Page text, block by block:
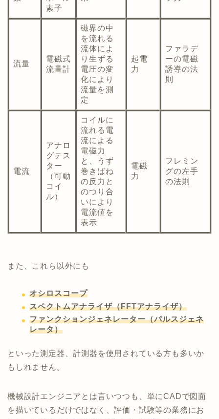
素子
流量
電磁式
流量計
磁界の中
を流れる
流体によ
り生ずる
電圧の変
化により
流量を測
定
起電
力
ファラデ
ーの電磁
誘導の法
則
電流
アナロ
グテス
ター
（可動
コイ
ル）
コイルに
流れる電
流による
電磁力
と、うず
巻きばね
の反力と
のつり合
いにより
電流値を
表示
電磁
力
フレミン
グの左手
の法則
また、これら以外にも
オシロスコープ
スペクトムアナライザ（FFTアナライザ）
ファンクションジェネレーター（パルスジェネ
レータ）
といった測定器、計測器を使用されている方も多いか
もしれません。
機械設計エンジニアとは言いつつも、単にCADで図面
を描いているだけではなく、評価・試験等の業務にお